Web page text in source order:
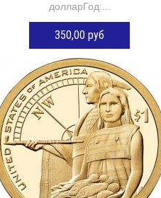
долларГод:...
350,00 руб
ДОБАВИТЬ В КОРЗИНУ